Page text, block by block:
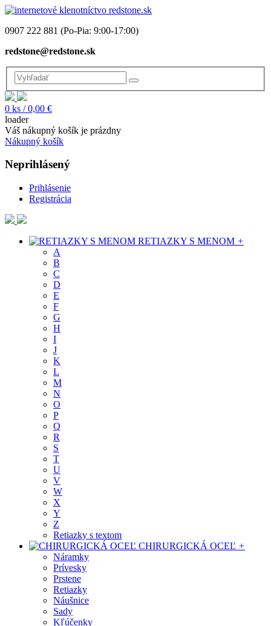
0907 222 881 (Po-Pia: 9:00-17:00)
redstone@redstone.sk
0 ks / 0,00 €
loader
Váš nákupný košík je prázdny
Nákupný košík
Neprihlásený
Prihlásenie
Registrácia
RETIAZKY S MENOM +
A
B
C
D
E
F
G
H
I
J
K
L
M
N
O
P
Q
R
S
T
U
V
W
X
Y
Z
Retiazky s textom
CHIRURGICKÁ OCEĽ +
Náramky
Prívesky
Prstene
Retiazky
Náušnice
Sady
Kľúčenky